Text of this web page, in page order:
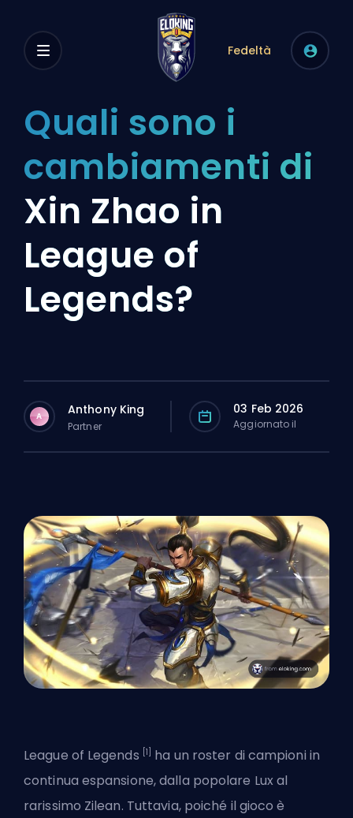
Fedeltà
Quali sono i
cambiamenti di
Xin Zhao in
League of
Legends?
A Anthony King
Partner
03 Feb 2026
Aggiornato il
League of Legends [1]
ha un roster di campioni in
continua espansione, dalla popolare Lux al
rarissimo Zilean. Tuttavia, poiché il gioco è